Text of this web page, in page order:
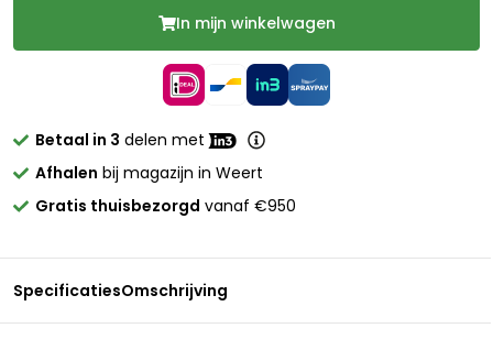
In mijn winkelwagen
Betaal in 3 delen met
Afhalen bij magazijn in Weert
Gratis thuisbezorgd vanaf €950
SpecificatiesOmschrijving